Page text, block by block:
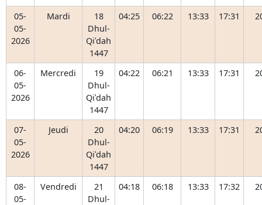
05-
05-
2026
Mardi
18
Dhul-
Qiʿdah
1447
04:25 06:22 13:33 17:31
06-
05-
2026
Mercredi
19
Dhul-
Qiʿdah
1447
04:22 06:21 13:33 17:31
07-
05-
2026
Jeudi
20
Dhul-
Qiʿdah
1447
04:20 06:19 13:33 17:31
08-
05-
Vendredi
21
Dhul-
04:18 06:18 13:33 17:32